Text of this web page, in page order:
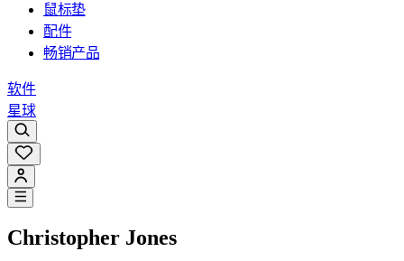
鼠标垫
配件
畅销产品
软件
星球
Christopher Jones